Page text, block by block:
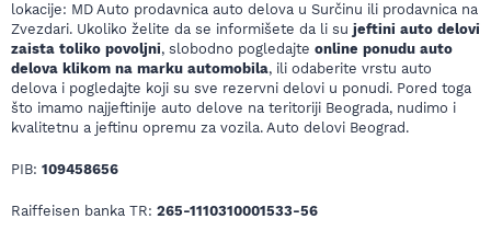
lokacije: MD Auto prodavnica auto delova u Surčinu ili prodavnica na
Zvezdari. Ukoliko želite da se informišete da li su jeftini auto delovi
zaista toliko povoljni, slobodno pogledajte online ponudu auto
delova klikom na marku automobila, ili odaberite vrstu auto
delova i pogledajte koji su sve rezervni delovi u ponudi. Pored toga
što imamo najjeftinije auto delove na teritoriji Beograda, nudimo i
kvalitetnu a jeftinu opremu za vozila. Auto delovi Beograd.
PIB: 109458656
Raiffeisen banka TR: 265-1110310001533-56